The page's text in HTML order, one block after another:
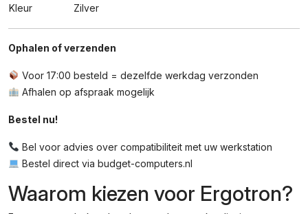
Kleur
Zilver
Ophalen of verzenden
Voor 17:00 besteld = dezelfde werkdag verzonden
Afhalen op afspraak mogelijk
Bestel nu!
Bel voor advies over compatibiliteit met uw werkstation
Bestel direct via budget-computers.nl
Waarom kiezen voor Ergotron?